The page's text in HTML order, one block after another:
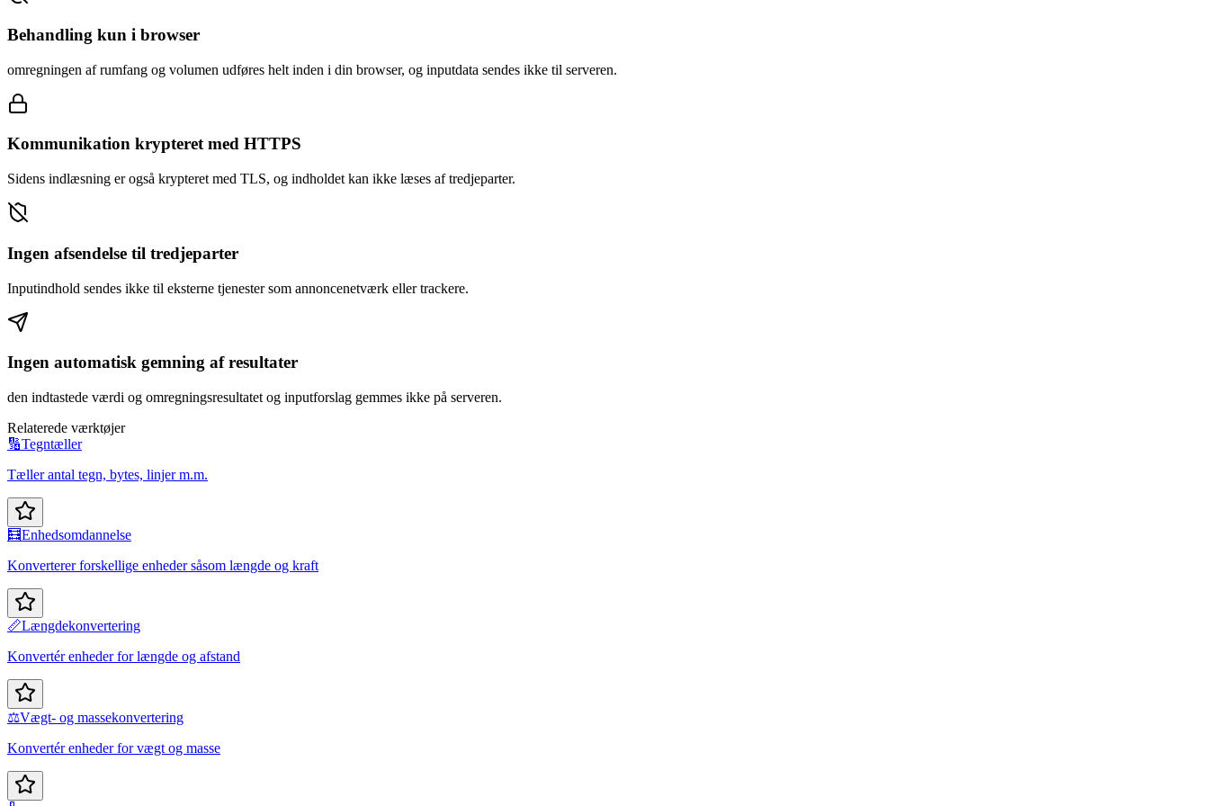
Behandling kun i browser
omregningen af rumfang og volumen udføres helt inden i din browser, og inputdata sendes ikke til serveren.
Kommunikation krypteret med HTTPS
Sidens indlæsning er også krypteret med TLS, og indholdet kan ikke læses af tredjeparter.
Ingen afsendelse til tredjeparter
Inputindhold sendes ikke til eksterne tjenester som annoncenetværk eller trackere.
Ingen automatisk gemning af resultater
den indtastede værdi og omregningsresultatet og inputforslag gemmes ikke på serveren.
Relaterede værktøjer
🔢Tegntæller
Tæller antal tegn, bytes, linjer m.m.
🧮Enhedsomdannelse
Konverterer forskellige enheder såsom længde og kraft
📏Længdekonvertering
Konvertér enheder for længde og afstand
⚖️Vægt- og massekonvertering
Konvertér enheder for vægt og masse